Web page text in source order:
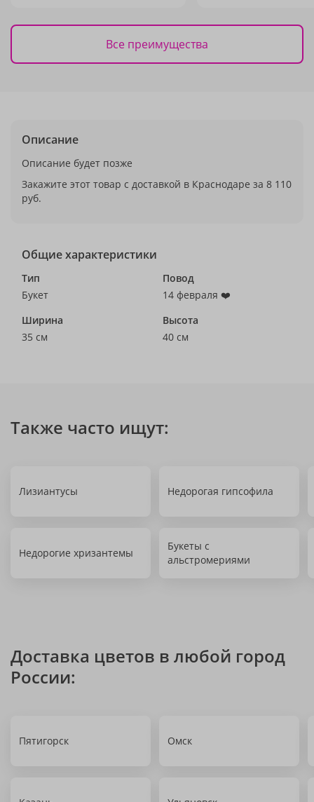
Все преимущества
Описание
Описание будет позже
Закажите этот товар с доставкой в Краснодаре за 8 110
руб.
Общие характеристики
Тип
Букет
Повод
14 февраля ❤️
Ширина
35 см
Высота
40 см
Также часто ищут:
Лизиантусы Недорогая гипсофила
Недорогие хризантемы
Букеты с
альстромериями
Доставка цветов в любой город
России:
Пятигорск Омск